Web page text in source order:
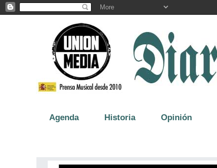
Agenda Historia Opinión